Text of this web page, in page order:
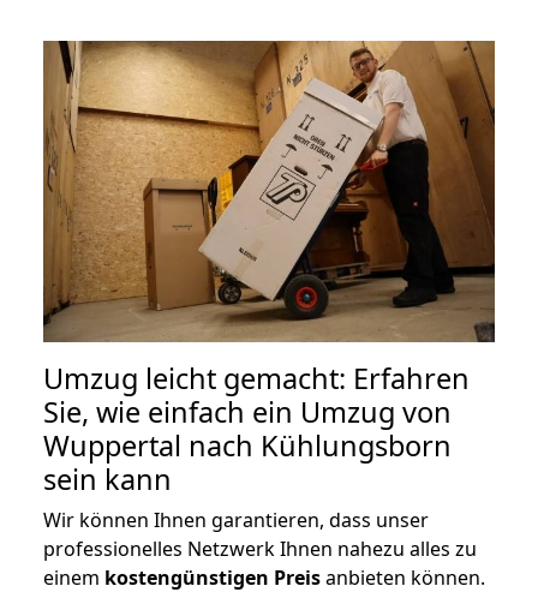
Umzug leicht gemacht: Erfahren
Sie, wie einfach ein Umzug von
Wuppertal nach Kühlungsborn
sein kann
Wir können Ihnen garantieren, dass unser
professionelles Netzwerk Ihnen nahezu alles zu
einem kostengünstigen Preisanbieten können.